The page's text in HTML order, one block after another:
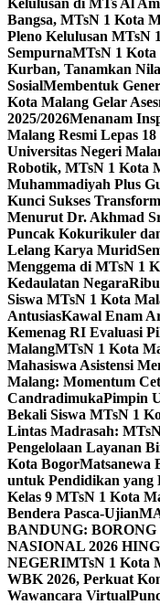
Kelulusan di MTs Al
Bangsa, MTsN 1 Kota
Pleno Kelulusan MTsN
SempurnaMTsN 1 Kota
Kurban, Tanamkan
SosialMembentuk
Kota Malang Gelar
2025/2026Menanam
Malang Resmi Lepas
Universitas Negeri
Robotik, MTsN 1 Kota
Muhammadiyah Plus
Kunci Sukses
Menurut Dr. Akhmad
Puncak Kokurikuler
Lelang Karya Murid
Menggema di MTsN 1
Kedaulatan Negara
Siswa MTsN 1 Kota
AntusiasKawal Enam
Kemenag RI Evaluasi
MalangMTsN 1 Kota
Mahasiswa Asistensi
Malang: Momentum
CandradimukaPimpin
Bekali Siswa MTsN 1
Lintas Madrasah:
Pengelolaan Layanan
Kota BogorMatsanewa
untuk Pendidikan yang
Kelas 9 MTsN 1 Kota
Bendera Pasca-Ujian
BANDUNG:
NASIONAL 2026
NEGERIMTsN 1 Kota
WBK 2026, Perkuat
Wawancara Virtual